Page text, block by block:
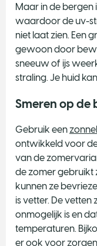
Maar in de bergen
waardoor de uv-
niet laat zien. Een
gewoon door
sneeuw of ijs
straling. Je huid
Smeren op de
Gebruik een
ontwikkeld voor
van de
de zomer gebruikt
kunnen ze
is vetter. De
onmogelijk is en
temperaturen.
er ook voor